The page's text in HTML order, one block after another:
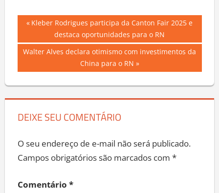
Navegação
de
Previous
Kleber Rodrigues participa da Canton Fair 2025 e
destaca oportunidades para o RN
Next
Walter Alves declara otimismo com investimentos da
China para o RN
DEIXE SEU COMENTÁRIO
O seu endereço de e-mail não será publicado.
Campos obrigatórios são marcados com *
Comentário *